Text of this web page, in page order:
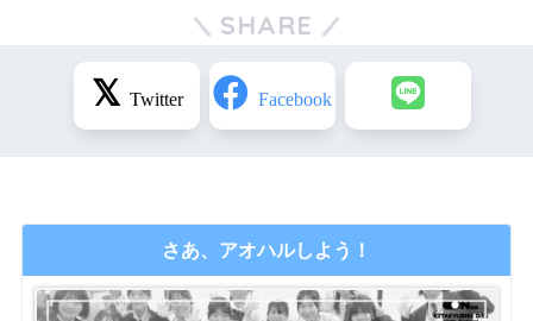
SHARE
さあ、アオハルしよう！